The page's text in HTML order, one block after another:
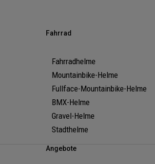
Fahrrad
Fahrradhelme
Mountainbike-Helme
Fullface-Mountainbike-Helme
BMX-Helme
Gravel-Helme
Stadthelme
Angebote